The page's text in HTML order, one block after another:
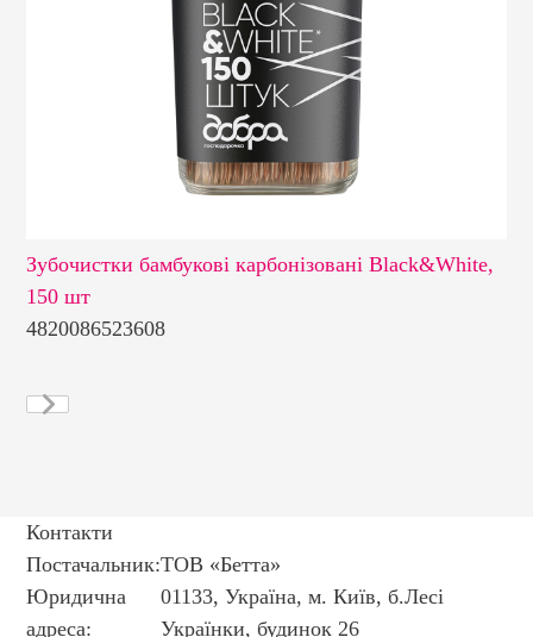
Зубочистки бамбукові карбонізовані Black&White,
150 шт
4820086523608
Контакти
Постачальник:ТОВ «Бетта»
Юридична
адреса:
01133, Україна, м. Київ, б.Лесі
Українки, будинок 26